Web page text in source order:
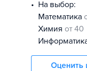
На выбор:
математика
химия от 40
Оценить